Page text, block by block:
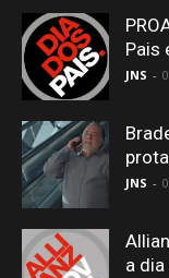
Pais
JNS -
JNS -
a